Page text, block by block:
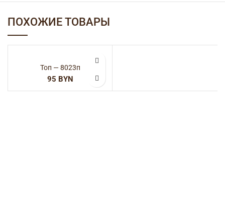
ПОХОЖИЕ ТОВАРЫ
Топ — 8023п
BYN